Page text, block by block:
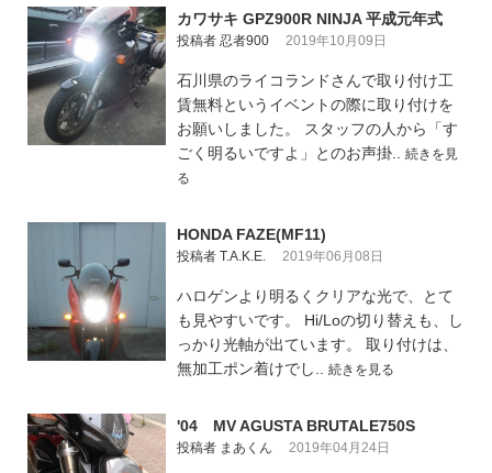
カワサキ GPZ900R NINJA 平成元年式
投稿者 忍者900 2019年10月09日
石川県のライコランドさんで取り付け工
賃無料というイベントの際に取り付けを
お願いしました。 スタッフの人から「す
ごく明るいですよ」とのお声掛.. 続きを見
る
HONDA FAZE(MF11)
投稿者 T.A.K.E. 2019年06月08日
ハロゲンより明るくクリアな光で、とて
も見やすいです。 Hi/Loの切り替えも、し
っかり光軸が出ています。 取り付けは、
無加工ポン着けでし.. 続きを見る
'04 MV AGUSTA BRUTALE750S
投稿者 まあくん 2019年04月24日